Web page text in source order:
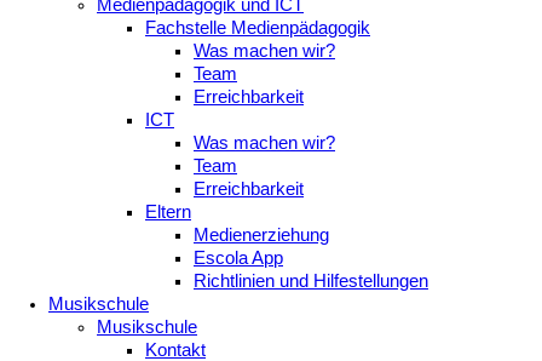
Medienpädagogik und ICT
Fachstelle Medienpädagogik
Was machen wir?
Team
Erreichbarkeit
ICT
Was machen wir?
Team
Erreichbarkeit
Eltern
Medienerziehung
Escola App
Richtlinien und Hilfestellungen
Musikschule
Musikschule
Kontakt